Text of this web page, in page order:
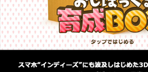
スタジオ
講座